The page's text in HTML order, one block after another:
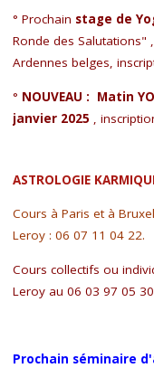
° Prochain stage de
Ronde des Salutations"
Ardennes belges,
° NOUVEAU : Matin
janvier 2025 ,
ASTROLOGIE
Cours à Paris et à
Leroy : 06 07 11 04 22.
Cours collectifs ou
Leroy au 06 03 97 05 30
Prochain séminaire